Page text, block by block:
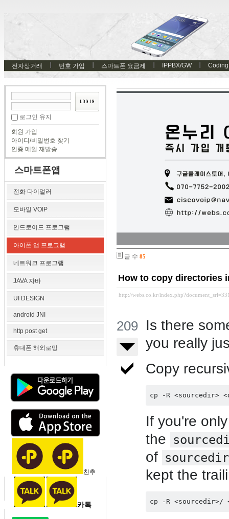
전자상거래 번호 가입 스마트폰 요금제 IPPBX/GW Coding
로그인 유지
회원 가입
아이디/비밀번호 찾기
인증 메일 재발송
스마트폰앱
전화 다이얼러
모바일 VOIP
안드로이드 프로그램
아이폰 앱 프로그램
네트워크 프로그램
JAVA 자바
UI DESIGN
android JNI
http post get
휴대폰 해외로밍
친추
카톡
글 수 85
How to copy directories
http://webs.co.kr/
209
Is there
you really
Copy
If you're
the
of sourcedir
kept the